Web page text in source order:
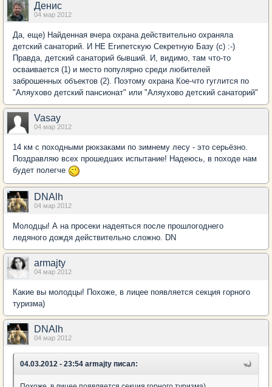
Денис
04 мар 2012
Да, еще) Найденная вчера охрана действительно охраняла
детский санаторий. И НЕ Египетскую Секретную Базу (с) :-)
Правда, детский санаторий бывший. И, видимо, там что-то
осваивается (1) и место популярно среди любителей
заброшенных объектов (2). Поэтому охрана Кое-что гуглится по
"Аляухово детский пансионат" или "Аляухово детский санаторий"
Vasay
04 мар 2012
14 км с походными рюкзаками по зимнему лесу - это серьёзно.
Поздравляю всех прошедших испытание! Надеюсь, в походе нам
будет полегче
DNAlh
04 мар 2012
Молодцы! А на просеки надеяться после прошлогоднего
ледяного дождя действительно сложно. DN
armajty
04 мар 2012
Какие вы молодцы! Похоже, в лицее появляется секция горного
туризма)
DNAlh
04 мар 2012
04.03.2012 - 23:54 armajty писал: